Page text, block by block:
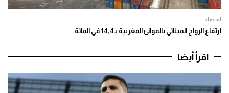
اقتصاد
ارتفاع الرواج المينائي بالموانئ المغربية بـ14,4 في المائة
اقرأ أيضا